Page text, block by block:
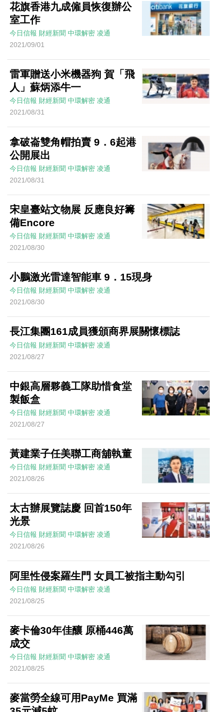
花旗香港九成僱員恢復辦公
室工作
今日信報 財經新聞 中環解密 凌通
2021/09/01
雷軍贈送小米機器狗 賀「飛
人」蘇炳添牛一
今日信報 財經新聞 中環解密 凌通
2021/08/31
拿破崙雙角帽拍賣 9．6起港
公開展出
今日信報 財經新聞 中環解密 凌通
2021/08/31
宋皇臺站文物展 反應良好籌
備Encore
今日信報 財經新聞 中環解密 凌通
2021/08/30
小鵬激光雷達智能車 9．15現身
今日信報 財經新聞 中環解密 凌通
2021/08/30
長江集團161成員獲頒商界展關懷標誌
今日信報 財經新聞 中環解密 凌通
2021/08/27
中銀高層夥義工隊助惜食堂
製飯盒
今日信報 財經新聞 中環解密 凌通
2021/08/27
黃建業子任美聯工商舖執董
今日信報 財經新聞 中環解密 凌通
2021/08/26
太古辦展覽誌慶 回首150年
光景
今日信報 財經新聞 中環解密 凌通
2021/08/26
阿里性侵案羅生門 女員工被指主動勾引
今日信報 財經新聞 中環解密 凌通
2021/08/25
麥卡倫30年佳釀 原桶446萬
成交
今日信報 財經新聞 中環解密 凌通
2021/08/25
麥當勞全線可用PayMe 買滿